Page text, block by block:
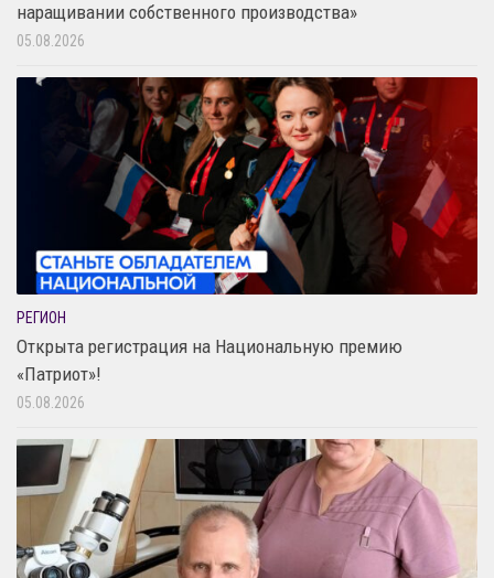
наращивании собственного производства»
05.08.2026
РЕГИОН
Открыта регистрация на Национальную премию
«Патриот»!
05.08.2026